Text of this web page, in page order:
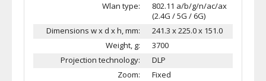
Wlan type:
802.11 a/b/g/n/ac/ax
(2.4G / 5G / 6G)
Dimensions w x d x h, mm:
241.3 x 225.0 x 151.0
Weight, g:
3700
Projection technology:
DLP
Zoom:
Fixed